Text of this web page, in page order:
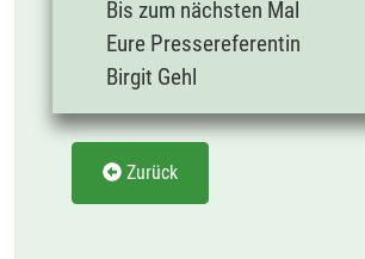
Bis zum nächsten Mal
Eure Pressereferentin
Birgit Gehl
Zurück